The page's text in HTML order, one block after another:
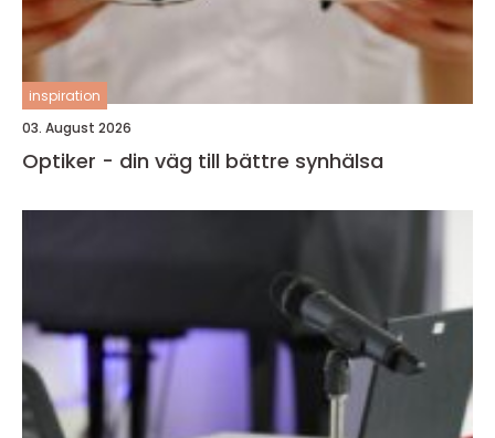
inspiration
03. August 2026
Optiker - din väg till bättre synhälsa